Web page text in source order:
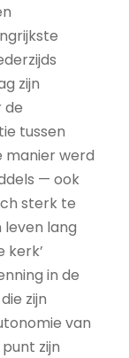
zijn
de
tussen
manier werd
— ook
sterk te
lang
kerk’
in de
zijn
van
zijn